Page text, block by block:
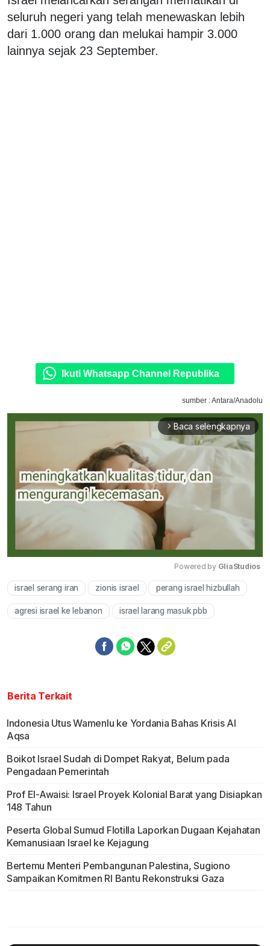
seluruh negeri yang telah menewaskan lebih
dari 1.000 orang dan melukai hampir 3.000
lainnya sejak 23 September.
Ikuti Whatsapp Channel Republika
sumber : Antara/Anadolu
arrow_forward_ios Baca selengkapnya
Mute
Powered by GliaStudios
israel serang iran zionis israel perang israel hizbullah
agresi israel ke lebanon israel larang masuk pbb
Berita Terkait
Indonesia Utus Wamenlu ke Yordania Bahas Krisis Al
Aqsa
Boikot Israel Sudah di Dompet Rakyat, Belum pada
Pengadaan Pemerintah
Prof El-Awaisi: Israel Proyek Kolonial Barat yang Disiapkan
148 Tahun
Peserta Global Sumud Flotilla Laporkan Dugaan Kejahatan
Kemanusiaan Israel ke Kejagung
Bertemu Menteri Pembangunan Palestina, Sugiono
Sampaikan Komitmen RI Bantu Rekonstruksi Gaza